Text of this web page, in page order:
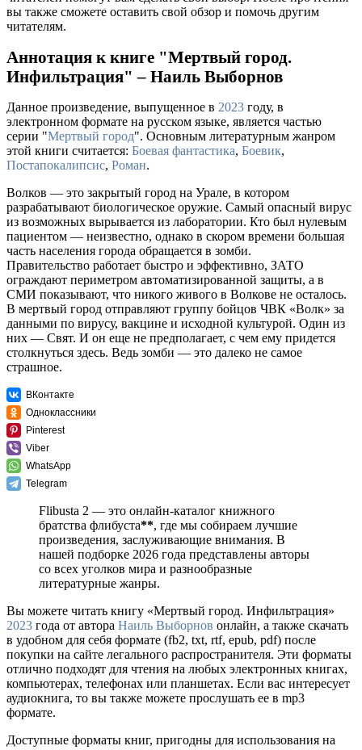
вы также сможете оставить свой обзор и помочь другим
читателям.
Аннотация к книге "Мертвый город.
Инфильтрация" – Наиль Выборнов
Данное произведение, выпущенное в 2023 году, в
электронном формате на русском языке, является частью
серии "Мертвый город". Основным литературным жанром
этой книги считается: Боевая фантастика, Боевик,
Постапокалипсис, Роман.
Волков — это закрытый город на Урале, в котором
разрабатывают биологическое оружие. Самый опасный вирус
из возможных вырывается из лаборатории. Кто был нулевым
пациентом — неизвестно, однако в скором времени большая
часть населения города обращается в зомби.
Правительство работает быстро и эффективно, ЗАТО
ограждают периметром автоматизированной защиты, а в
СМИ показывают, что никого живого в Волкове не осталось.
В мертвый город отправляют группу бойцов ЧВК «Волк» за
данными по вирусу, вакцине и исходной культурой. Один из
них — Свят. И он еще не предполагает, с чем ему придется
столкнуться здесь. Ведь зомби — это далеко не самое
страшное.
ВКонтакте
Одноклассники
Pinterest
Viber
WhatsApp
Telegram
Flibusta 2 — это онлайн-каталог книжного
братства флибуста**, где мы собираем лучшие
произведения, заслуживающие внимания. В
нашей подборке 2026 года представлены авторы
со всех уголков мира и разнообразные
литературные жанры.
Вы можете читать книгу «Мертвый город. Инфильтрация»
2023 года от автора Наиль Выборнов онлайн, а также скачать
в удобном для себя формате (fb2, txt, rtf, epub, pdf) после
покупки на сайте легального распространителя. Эти форматы
отлично подходят для чтения на любых электронных книгах,
компьютерах, телефонах или планшетах. Если вас интересует
аудиокнига, то вы также можете прослушать ее в mp3
формате.
Доступные форматы книг, пригодны для использования на